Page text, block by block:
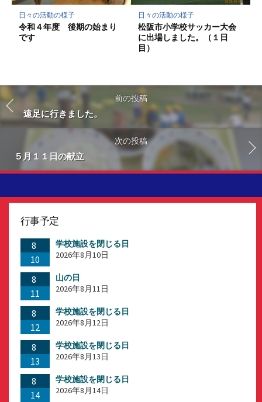
日々の活動の様子
令和４年度 後期の始まり
です
日々の活動の様子
松阪市小学校サッカー大会
に出場しました。（１日
目）
前の投稿
遠足に行きました。
次の投稿
５月１１日の献立
行事予定
8
10
学校施設を閉じる日
2026年8月10日
8
11
山の日
2026年8月11日
8
12
学校施設を閉じる日
2026年8月12日
8
13
学校施設を閉じる日
2026年8月13日
8
14
学校施設を閉じる日
2026年8月14日